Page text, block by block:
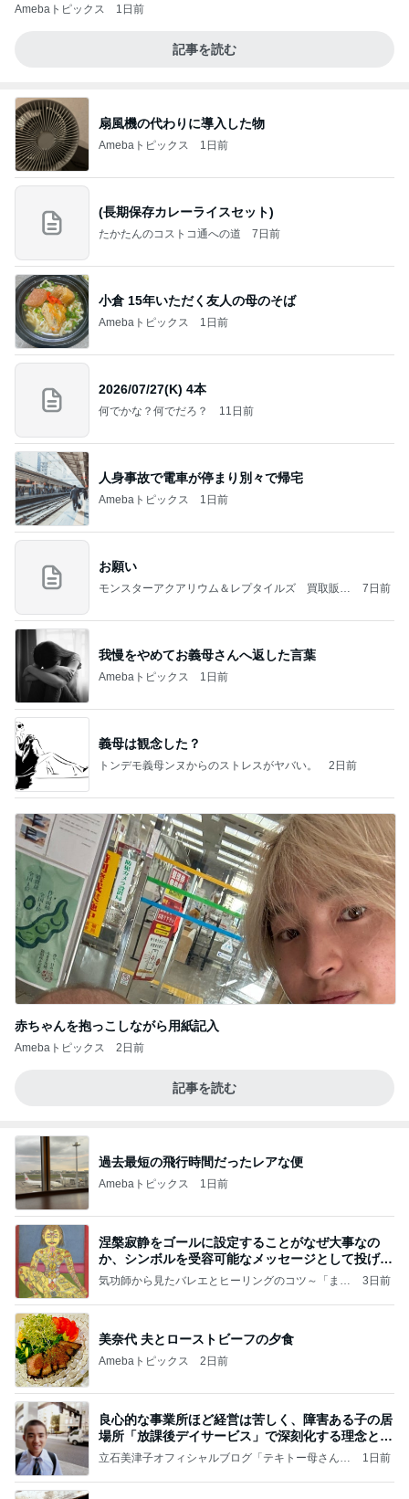
Amebaトピックス 1日前
記事を読む
扇風機の代わりに導入した物
Amebaトピックス 1日前
(長期保存カレーライスセット)
たかたんのコストコ通への道 7日前
小倉 15年いただく友人の母のそば
Amebaトピックス 1日前
2026/07/27(K) 4本
何でかな？何でだろ？ 11日前
人身事故で電車が停まり別々で帰宅
Amebaトピックス 1日前
お願い
モンスターアクアリウム＆レプタイルズ 買取販売
7日前
我慢をやめてお義母さんへ返した言葉
Amebaトピックス 1日前
義母は観念した？
トンデモ義母ンヌからのストレスがヤバい。 2日前
赤ちゃんを抱っこしながら用紙記入
Amebaトピックス 2日前
記事を読む
過去最短の飛行時間だったレアな便
Amebaトピックス 1日前
涅槃寂静をゴールに設定することがなぜ大事なの
か、シンボルを受容可能なメッセージとして投げる
ことが
気功師から見たバレエとヒーリングのコツ～「まと
3日前
美奈代 夫とローストビーフの夕食
Amebaトピックス 2日前
良心的な事業所ほど経営は苦しく、障害ある子の居
場所「放課後デイサービス」で深刻化する理念と現
実の
立石美津子オフィシャルブログ「テキトー母さんの
1日前